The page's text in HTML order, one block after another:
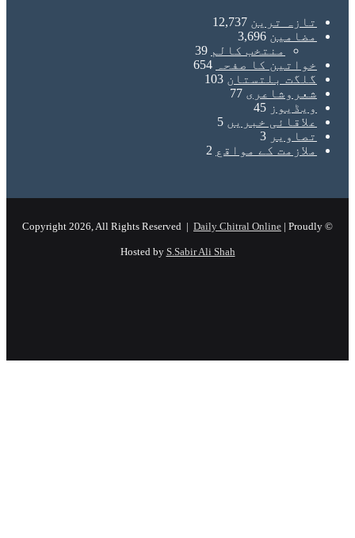
ترین
12,737
3,696
منتخب کالم 39
کا صفحہ 654
بلتستان 103
77
45
خبریں 5
3
کے مواقع 2
Daily Chitral Online |
Hosted byS.Sabir Ali Shah